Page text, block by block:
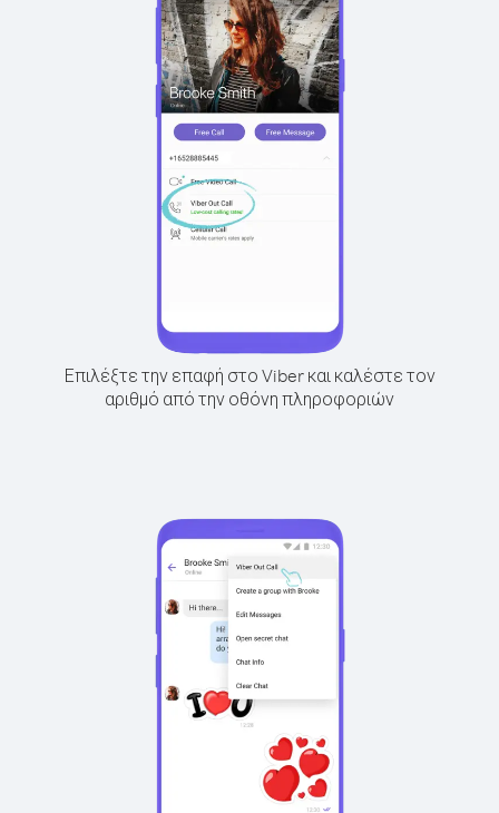
Επιλέξτε την επαφή στο Viber και καλέστε τον
αριθμό από την οθόνη πληροφοριών